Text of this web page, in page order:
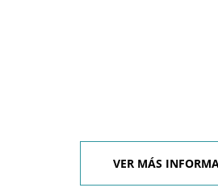
VER MÁS